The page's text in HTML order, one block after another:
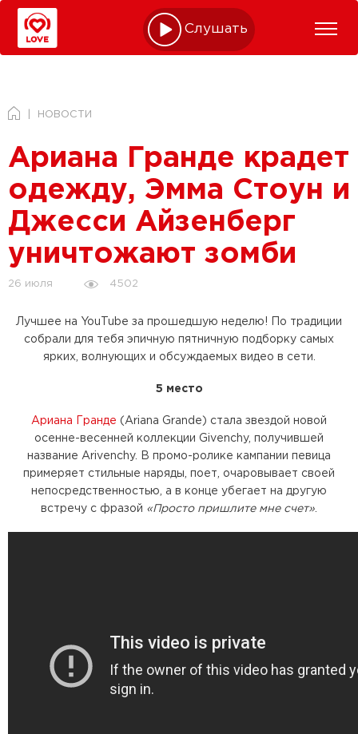
Слушать online
НОВОСТИ
Ариана Гранде крадет
одежду, Эмма Стоун и
Джесси Айзенберг
уничтожают зомби
26 июля 4502
Лучшее на YouTube за прошедшую неделю! По традиции
собрали для тебя эпичную пятничную подборку самых
ярких, волнующих и обсуждаемых видео в сети.
5 место
Ариана Гранде (Ariana Grande) стала звездой новой
осенне-весенней коллекции Givenchy, получившей
название Arivenchy. В промо-ролике кампании певица
примеряет стильные наряды, поет, очаровывает своей
непосредственностью, а в конце убегает на другую
встречу с фразой «Просто пришлите мне счет»